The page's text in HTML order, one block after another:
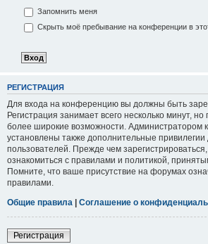
Запомнить меня
Скрыть моё пребывание на конференции в
РЕГИСТРАЦИЯ
Для входа на конференцию вы должны быть
Регистрация занимает всего несколько минут,
более широкие возможности. Администратором
установлены также дополнительные
пользователей. Прежде чем
ознакомиться с правилами и политикой,
Помните, что ваше присутствие на форумах
правилами.
Общие правила | Соглашение о
Регистрация